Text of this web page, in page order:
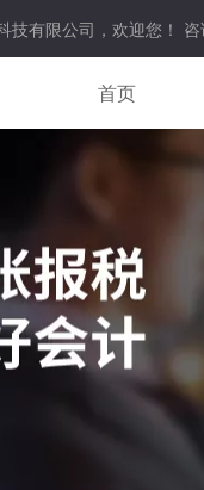
有限公司，欢迎您！ 咨
首页